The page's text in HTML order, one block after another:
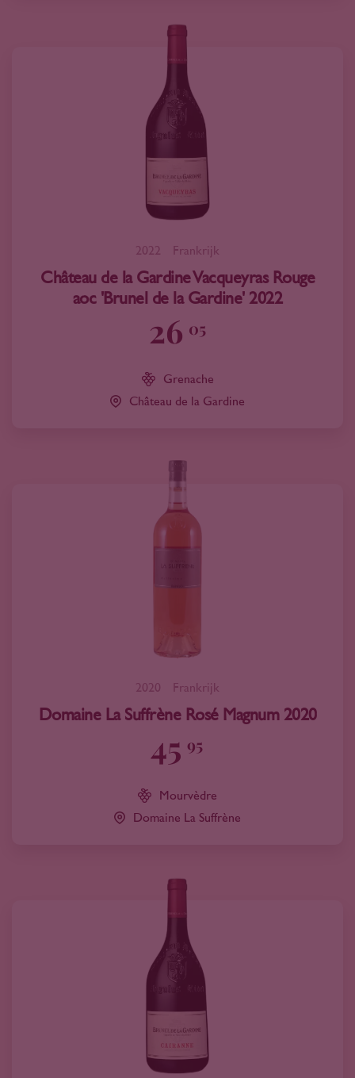
2022 Frankrijk
Château de la Gardine Vacqueyras Rouge
aoc 'Brunel de la Gardine' 2022
26 05
Grenache
Château de la Gardine
2020 Frankrijk
Domaine La Suffrène Rosé Magnum 2020
45 95
Mourvèdre
Domaine La Suffrène